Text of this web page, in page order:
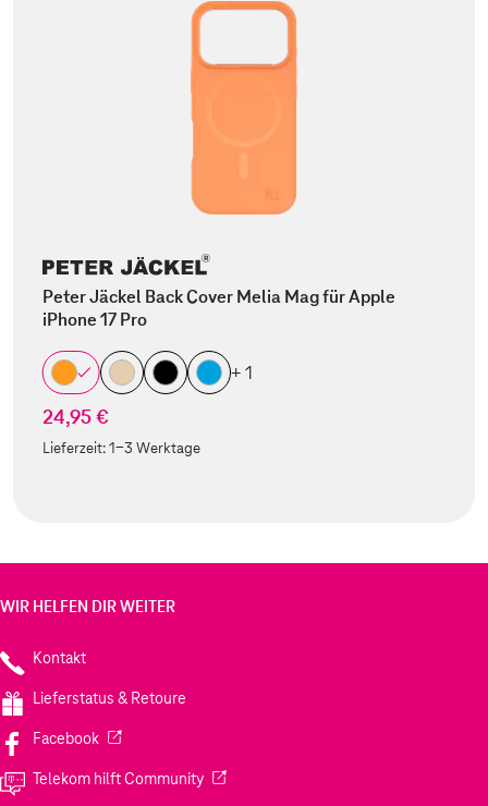
Peter Jäckel Back Cover Melia Mag für Apple
iPhone 17 Pro
+ 1
24,95 €
Lieferzeit:1-3 Werktage
WIR HELFEN DIR WEITER
Kontakt
Lieferstatus & Retoure
Facebook(Wird in einem neuen Tab geöffnet)
Telekom hilft Community(Wird in einem neuen Tab geöffnet)